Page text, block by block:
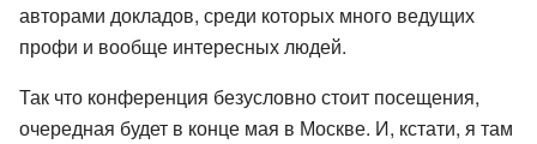
авторами докладов, среди которых много ведущих
профи и вообще интересных людей.
Так что конференция безусловно стоит посещения,
очередная будет в конце мая в Москве. И, кстати, я там